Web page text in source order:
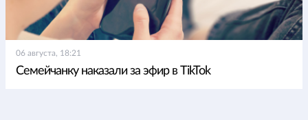
06 августа, 18:21
Семейчанку наказали за эфир в TikTok